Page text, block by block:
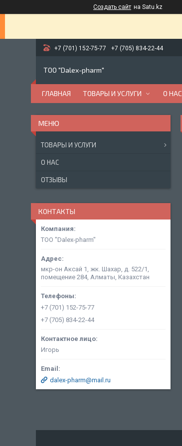
Создать сайт на Satu.kz
+7 (701) 152-75-77 +7 (705) 834-22-44
ТОО "Dalex-pharm"
ГЛАВНАЯ ТОВАРЫ И УСЛУГИ О НАС
ТОВАРЫ И УСЛУГИ
О НАС
ОТЗЫВЫ
КОНТАКТЫ
ТОО "Dalex-pharm"
мкр-он Аксай 1, жк. Шахар, д. 522/1,
помещение 284, Алматы, Казахстан
+7 (701) 152-75-77
+7 (705) 834-22-44
Игорь
dalex-pharm@mail.ru